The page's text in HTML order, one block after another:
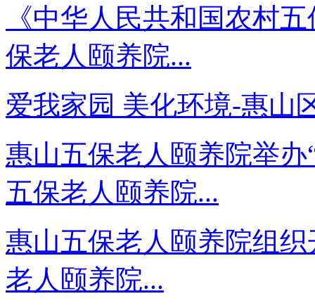
《中华人民共和国农村
保老人颐养院...
爱我家园 美化环境-惠山
惠山五保老人颐养院举
五保老人颐养院...
惠山五保老人颐养院组
老人颐养院...